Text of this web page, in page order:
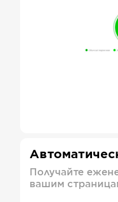
Получайте
вашим